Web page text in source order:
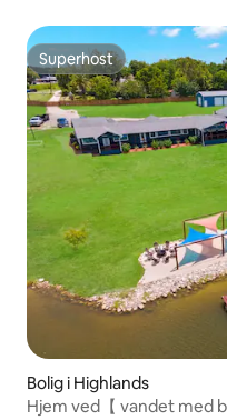
Superhost
Superhost
Bolig i Highlands
Hjem ved【 vandet med